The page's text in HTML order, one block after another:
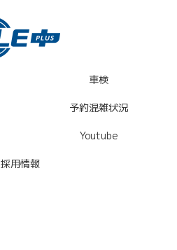
車検
予約混雑状況
Youtube
採用情報